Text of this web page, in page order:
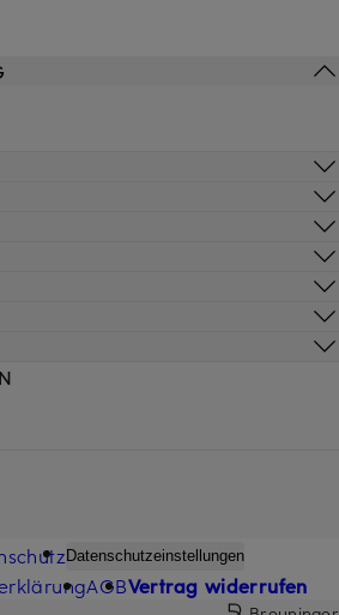
Datenschutzeinstellungen
AGBVertrag widerrufen